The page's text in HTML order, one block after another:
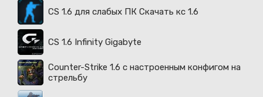
CS 1.6 для слабых ПК Скачать кс 1.6
CS 1.6 Infinity Gigabyte
Counter-Strike 1.6 с настроенным конфигом на
стрельбу